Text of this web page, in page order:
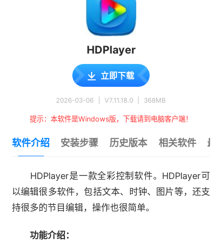
HDPlayer
立即下载
2026-03-06 V7.11.18.0 368MB
提示：本软件是Windows版，下载请到电脑客户端！
软件介绍 安装步骤 历史版本 相关软件 最
HDPlayer是一款全彩控制软件。HDPlayer可
以编辑很多软件，包括文本、时钟、图片等，还支
持很多的节目编辑，操作也很简单。
功能介绍：